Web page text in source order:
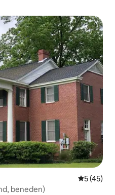
5 (45)
beneden)